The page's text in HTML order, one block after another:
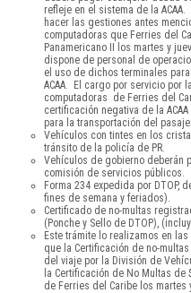
refleje en el sistema de la
hacer las gestiones antes
computadoras que Ferries del
Panamericano II los martes y
dispone de personal de
el uso de dichos terminales
ACAA. El cargo por servicio por
computadoras de Ferries del
certificación negativa de la
para la transportación del
Vehículos con tintes en los
tránsito de la policía de PR.
Vehículos de gobierno deberán
comisión de servicios públicos.
Forma 234 expedida por DTOP,
fines de semana y feriados).
Certificado de no-multas
(Ponche y Sello de DTOP),
Este trámite lo realizamos en
que la Certificación de no-
del viaje por la División de
la Certificación de No Multas de
de Ferries del Caribe los martes